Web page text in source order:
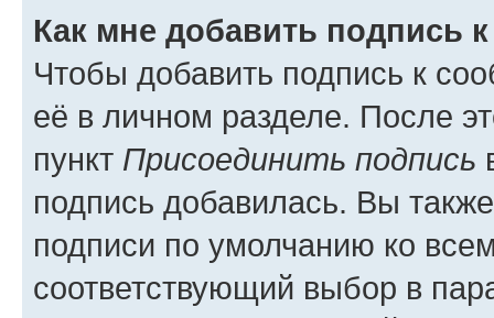
Как мне добавить подпись
Чтобы добавить подпись к
её в личном разделе. После
пункт Присоединить подпись
подпись добавилась. Вы
подписи по умолчанию ко
соответствующий выбор в